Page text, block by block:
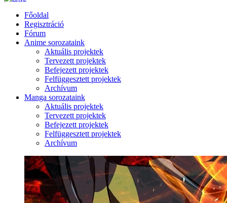
Főoldal
Regisztráció
Fórum
Anime sorozataink
Aktuális projektek
Tervezett projektek
Befejezett projektek
Felfüggesztett projektek
Archívum
Manga sorozataink
Aktuális projektek
Tervezett projektek
Befejezett projektek
Felfüggesztett projektek
Archívum